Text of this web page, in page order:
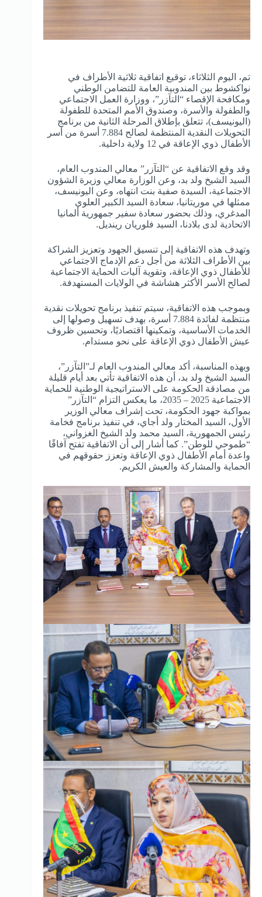
تم، اليوم الثلاثاء، توقيع اتفاقية ثلاثية الأطراف في
نواكشوط بين المندوبية العامة للتضامن الوطني
ومكافحة الإقصاء “التآزر”، ووزارة العمل الاجتماعي
والطفولة والأسرة، وصندوق الأمم المتحدة للطفولة
(اليونيسف)، تتعلق بإطلاق المرحلة الثانية من برنامج
التحويلات النقدية المنتظمة لصالح 7.884 أسرة من أسر
الأطفال ذوي الإعاقة في 12 ولاية داخلية.
وقد وقع الاتفاقية عن “التآزر” معالي المندوب العام،
السيد الشيخ ولد بد، وعن الوزارة معالي وزيرة الشؤون
الاجتماعية، السيدة صفية بنت انتهاه، وعن اليونيسف،
ممثلها في موريتانيا، سعادة السيد الكبير العلوي
المدغري، وذلك بحضور سعادة سفير جمهورية ألمانيا
الاتحادية لدى بلادنا، السيد فلوريان رينديل.
وتهدف هذه الاتفاقية إلى تنسيق الجهود وتعزيز الشراكة
بين الأطراف الثلاثة من أجل دعم الإدماج الاجتماعي
للأطفال ذوي الإعاقة، وتقوية آليات الحماية الاجتماعية
لصالح الأسر الأكثر هشاشة في الولايات المستهدفة.
وبموجب هذه الاتفاقية، سيتم تنفيذ برنامج تحويلات نقدية
منتظمة لفائدة 7.884 أسرة، بهدف تسهيل وصولها إلى
الخدمات الأساسية، وتمكينها اقتصاديًا، وتحسين ظروف
عيش الأطفال ذوي الإعاقة على نحو مستدام.
وبهذه المناسبة، أكد معالي المندوب العام لـ”التآزر”،
السيد الشيخ ولد بد، أن هذه الاتفاقية تأتي بعد أيام قليلة
من مصادقة الحكومة على الاستراتيجية الوطنية للحماية
الاجتماعية 2025 – 2035، ما يعكس التزام “التآزر”
بمواكبة جهود الحكومة، تحت إشراف معالي الوزير
الأول، السيد المختار ولد أجاي، في تنفيذ برنامج فخامة
رئيس الجمهورية، السيد محمد ولد الشيخ الغزواني،
“طموحي للوطن”. كما أشار إلى أن الاتفاقية تفتح آفاقًا
واعدة أمام الأطفال ذوي الإعاقة وتعزز حقوقهم في
الحماية والمشاركة والعيش الكريم.